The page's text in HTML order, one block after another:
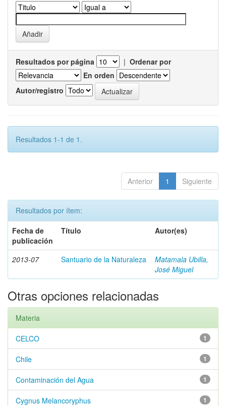
Resultados por página | Ordenar por
En orden
Autor/registro
Resultados 1-1 de 1.
Anterior 1 Siguiente
Resultados por ítem:
Fecha de
publicación
Título Autor(es)
2013-07 Santuario de la Naturaleza
Matamala Ubilla,
José Miguel
Otras opciones relacionadas
Materia
1
CELCO
1
Chile
1
Contaminación del Agua
1
Cygnus Melancoryphus